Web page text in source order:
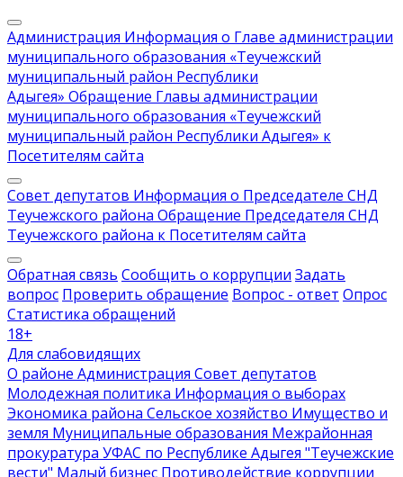
Администрация Информация о Главе администрации
муниципального образования «Теучежский
муниципальный район Республики
Адыгея» Обращение Главы администрации
муниципального образования «Теучежский
муниципальный район Республики Адыгея» к
Посетителям сайта
Совет депутатов Информация о Председателе СНД
Теучежского района Обращение Председателя СНД
Теучежского района к Посетителям сайта
Обратная связь Сообщить о коррупции Задать
вопрос Проверить обращение Вопрос - ответ Опрос
Статистика обращений
18+
Для слабовидящих
О районе Администрация Совет депутатов
Молодежная политика Информация о выборах
Экономика района Сельское хозяйство Имущество и
земля Муниципальные образования Межрайонная
прокуратура УФАС по Республике Адыгея "Теучежские
вести" Малый бизнес Противодействие коррупции